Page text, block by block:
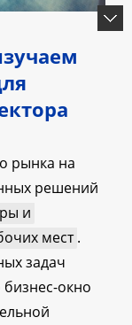
рынка на
решений
и
мест .
задач
бизнес-окно